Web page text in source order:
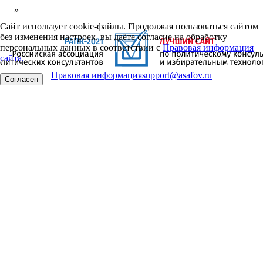
»
Сайт использует cookie-файлы. Продолжая пользоваться сайтом
без изменения настроек, вы даёте согласие на обработку
персональных данных в соответствии сПравовая информация
сайта.
Согласен Правовая информацияsupport@asafov.ru